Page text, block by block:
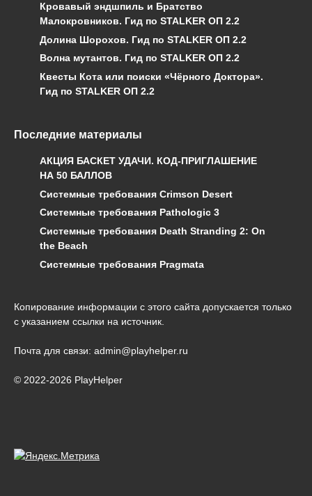
Кровавый эндшпиль и Братство
Малокровников. Гид по STALKER ОП 2.2
Долина Шорохов. Гид по STALKER ОП 2.2
Волна мутантов. Гид по STALKER ОП 2.2
Квесты Кота или поиски «Чёрного Доктора».
Гид по STALKER ОП 2.2
Последние материалы
АКЦИЯ БАСКЕТ УДАЧИ. КОД-ПРИГЛАШЕНИЕ
НА 50 БАЛЛОВ
Системные требования Crimson Desert
Системные требования Pathologic 3
Системные требования Death Stranding 2: On
the Beach
Системные требования Pragmata
Копирование информации с этого сайта допускается только
с указанием ссылки на источник.
Почта для связи: admin@playhelper.ru
© 2022-2026 PlayHelper